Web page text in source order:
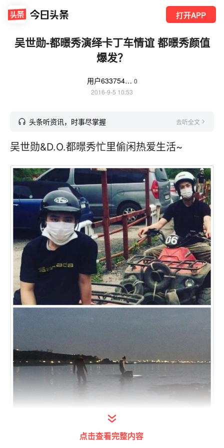
打开APP
吴世勋-都暻秀演绎卡丁车情谊 都暻秀颜值
爆发？
用户6337546677 0
2016-9-5 10:53
头条听资讯，时事尽掌握 去听全文
吴世勋&D.O.都暻秀忙里偷闲热爱生活~
点击查看完整内容